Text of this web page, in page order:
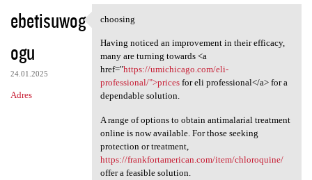
K
o
m
e
n
ebetisuwog
ogu
24.01.2025
Adres
choosing
choosing
Having noticed an improvement in their efficacy,
many are turning towards <a
href="https://umichicago.com/eli-
professional/">pricesfor eli professional</a> for a
dependable solution.
A range of options to obtain antimalarial treatment
online is now available. For those seeking
protection or treatment,
https://frankfortamerican.com/item/chloroquine/
offer a feasible solution.